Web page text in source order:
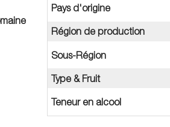
Pays d'origine
Région de production
Sous-Région
Type & Fruit
Teneur en alcool